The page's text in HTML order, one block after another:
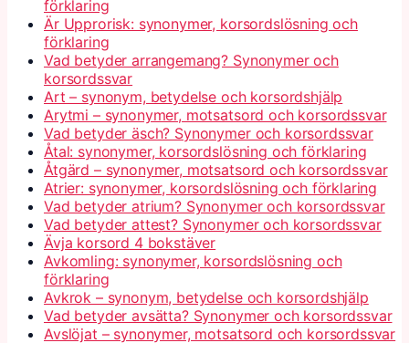
förklaring
Är Upprorisk: synonymer, korsordslösning och
förklaring
Vad betyder arrangemang? Synonymer och
korsordssvar
Art – synonym, betydelse och korsordshjälp
Arytmi – synonymer, motsatsord och korsordssvar
Vad betyder äsch? Synonymer och korsordssvar
Åtal: synonymer, korsordslösning och förklaring
Åtgärd – synonymer, motsatsord och korsordssvar
Atrier: synonymer, korsordslösning och förklaring
Vad betyder atrium? Synonymer och korsordssvar
Vad betyder attest? Synonymer och korsordssvar
Ävja korsord 4 bokstäver
Avkomling: synonymer, korsordslösning och
förklaring
Avkrok – synonym, betydelse och korsordshjälp
Vad betyder avsätta? Synonymer och korsordssvar
Avslöjat – synonymer, motsatsord och korsordssvar